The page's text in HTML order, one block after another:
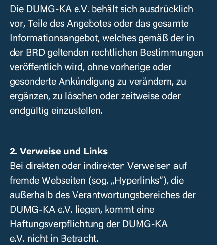
Die DUMG-KA e.V. behält sich ausdrücklich
vor, Teile des Angebotes oder das gesamte
Informationsangebot, welches gemäß der in
der BRD geltenden rechtlichen Bestimmungen
veröffentlich wird, ohne vorherige oder
gesonderte Ankündigung zu verändern, zu
ergänzen, zu löschen oder zeitweise oder
endgültig einzustellen.
2. Verweise und Links
Bei direkten oder indirekten Verweisen auf
fremde Webseiten (sog. „Hyperlinks“), die
außerhalb des Verantwortungsbereiches der
DUMG-KA e.V. liegen, kommt eine
Haftungsverpflichtung der DUMG-KA
e.V. nicht in Betracht.